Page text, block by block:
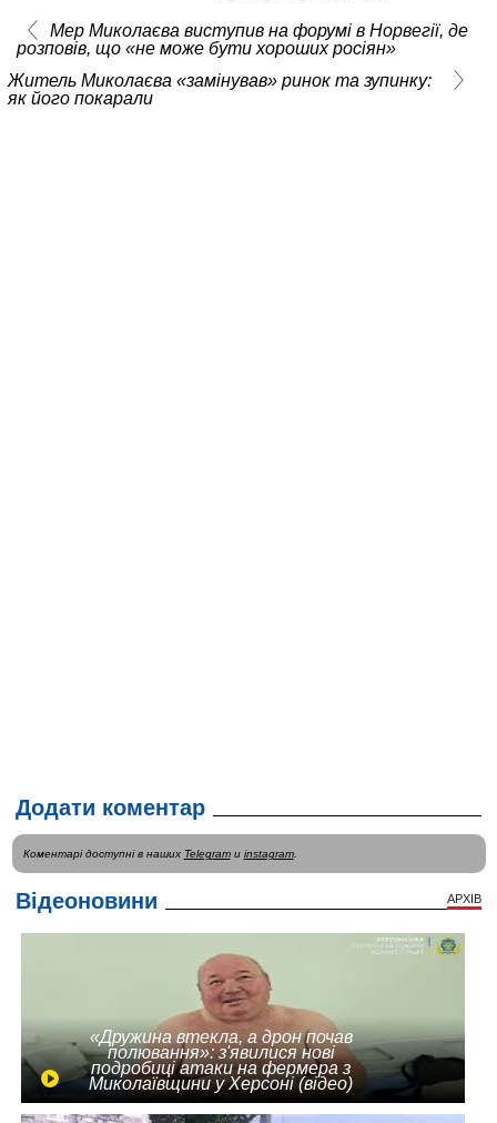
Мер Миколаєва виступив на форумі в Норвегії, де
розповів, що «не може бути хороших росіян»
Житель Миколаєва «замінував» ринок та зупинку:
як його покарали
Додати коментар
Коментарі доступні в наших Telegramи instagram.
Відеоновини АРХІВ
«Дружина втекла, а дрон почав
полювання»: з'явилися нові
подробиці атаки на фермера з
Миколаївщини у Херсоні (відео)